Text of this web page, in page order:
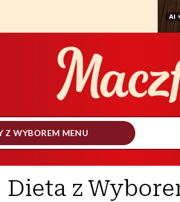
Z WYBOREM MENU
Dieta z